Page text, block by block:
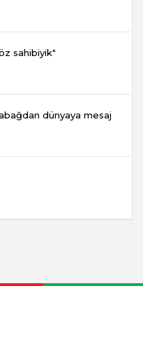
sahibiyik"
dünyaya mesaj